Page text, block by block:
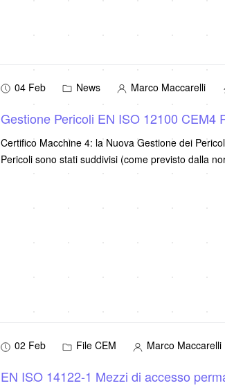
04 Feb News Marco Maccarelli
Gestione Pericoli EN ISO 12100 CEM4
Certifico Macchine 4: la Nuova Gestione dei
Pericoli sono stati suddivisi (come previsto dalla
02 Feb File CEM Marco Maccarelli
EN ISO 14122-1 Mezzi di accesso